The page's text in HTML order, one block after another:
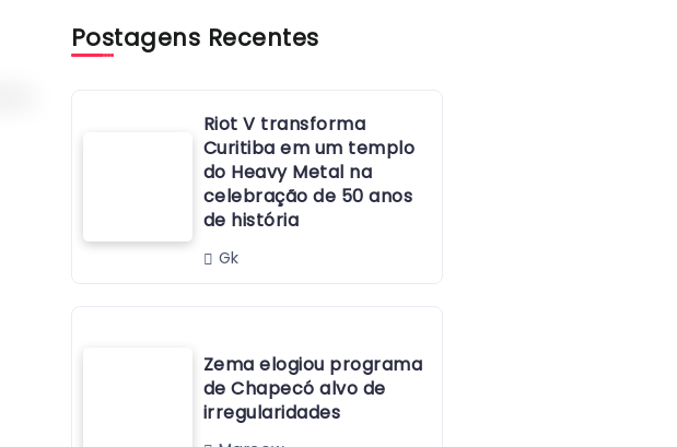
Postagens Recentes
Riot V transforma
Curitiba em um templo
do Heavy Metal na
celebração de 50 anos
de história
Gk
Zema elogiou programa
de Chapecó alvo de
irregularidades